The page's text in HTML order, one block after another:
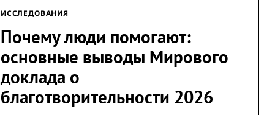
ИССЛЕДОВАНИЯ
Почему люди помогают:
основные выводы Мирового
доклада о
благотворительности 2026